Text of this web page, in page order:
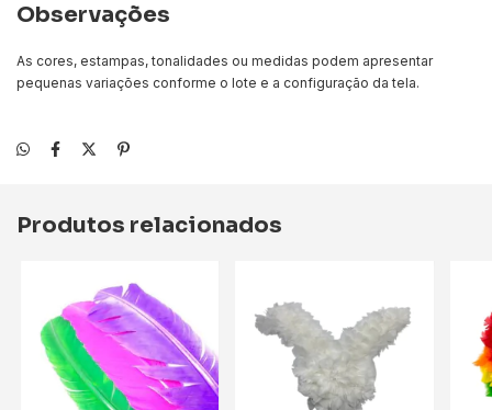
Observações
As cores, estampas, tonalidades ou medidas podem apresentar
pequenas variações conforme o lote e a configuração da tela.
Produtos relacionados